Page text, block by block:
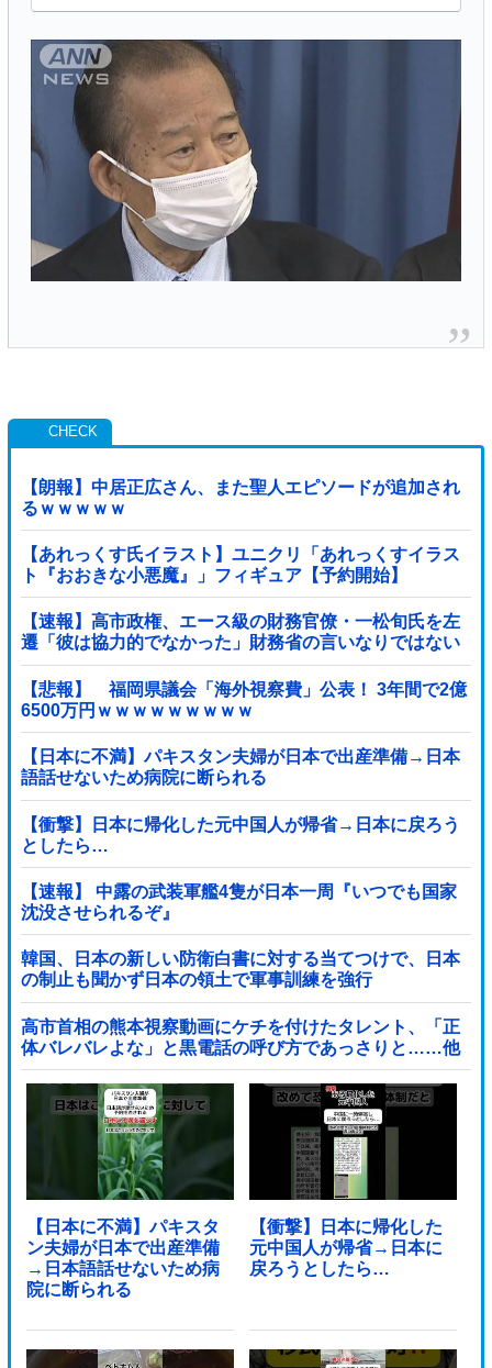
定年ルールを堅持する...
【朗報】中居正広さん、また聖人エピソードが追加され
るｗｗｗｗｗ
【あれっくす氏イラスト】ユニクリ「あれっくすイラス
ト『おおきな小悪魔』」フィギュア【予約開始】
【速報】高市政権、エース級の財務官僚・一松旬氏を左
遷「彼は協力的でなかった」財務省の言いなりではない
ことが判明
【悲報】 福岡県議会「海外視察費」公表！ 3年間で2億
6500万円ｗｗｗｗｗｗｗｗｗ
【日本に不満】パキスタン夫婦が日本で出産準備→日本
語話せないため病院に断られる
【衝撃】日本に帰化した元中国人が帰省→日本に戻ろう
としたら…
【速報】 中露の武装軍艦4隻が日本一周『いつでも国家
沈没させられるぞ』
韓国、日本の新しい防衛白書に対する当てつけで、日本
の制止も聞かず日本の領土で軍事訓練を強行
高市首相の熊本視察動画にケチを付けたタレント、「正
体バレバレよな」と黒電話の呼び方であっさりと……他
【日本に不満】パキスタ
ン夫婦が日本で出産準備
→日本語話せないため病
院に断られる
【衝撃】日本に帰化した
元中国人が帰省→日本に
戻ろうとしたら…